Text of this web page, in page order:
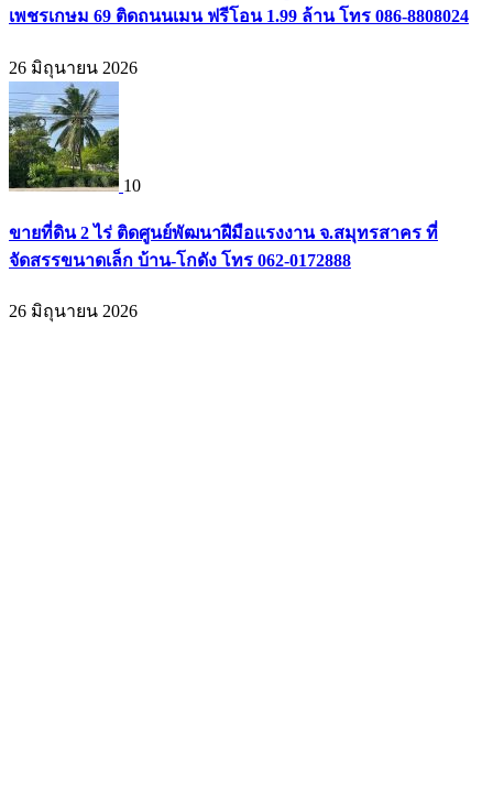
เพชรเกษม 69 ติดถนนเมน ฟรีโอน 1.99 ล้าน โทร 086-8808024
26 มิถุนายน 2026
10
ขายที่ดิน 2 ไร่ ติดศูนย์พัฒนาฝีมือแรงงาน จ.สมุทรสาคร ที่
จัดสรรขนาดเล็ก บ้าน-โกดัง โทร 062-0172888
26 มิถุนายน 2026